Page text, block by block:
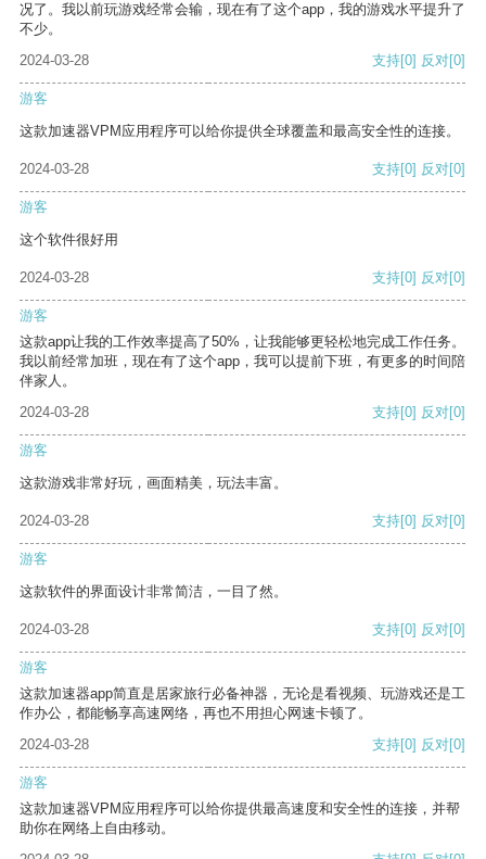
况了。我以前玩游戏经常会输，现在有了这个app，我的游戏水平提升了
不少。
2024-03-28
支持[0] 反对[0]
游客
这款加速器VPM应用程序可以给你提供全球覆盖和最高安全性的连接。
2024-03-28 支持[0] 反对[0]
游客
这个软件很好用
2024-03-28 支持[0] 反对[0]
游客
这款app让我的工作效率提高了50%，让我能够更轻松地完成工作任务。
我以前经常加班，现在有了这个app，我可以提前下班，有更多的时间陪
伴家人。
2024-03-28
支持[0] 反对[0]
游客
这款游戏非常好玩，画面精美，玩法丰富。
2024-03-28 支持[0] 反对[0]
游客
这款软件的界面设计非常简洁，一目了然。
2024-03-28 支持[0] 反对[0]
游客
这款加速器app简直是居家旅行必备神器，无论是看视频、玩游戏还是工
作办公，都能畅享高速网络，再也不用担心网速卡顿了。
2024-03-28
支持[0] 反对[0]
游客
这款加速器VPM应用程序可以给你提供最高速度和安全性的连接，并帮
助你在网络上自由移动。